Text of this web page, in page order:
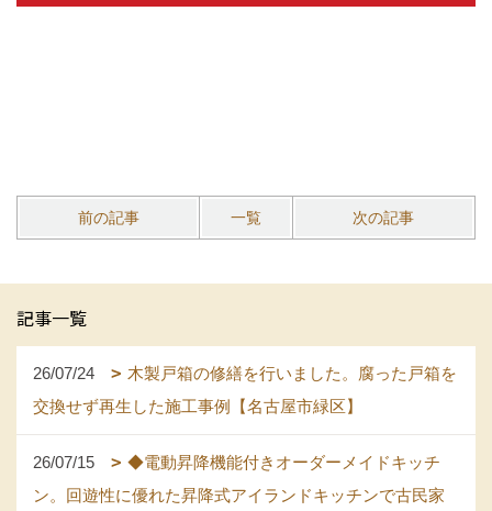
前の記事 一覧 次の記事
記事一覧
26/07/24
木製戸箱の修繕を行いました。腐った戸箱を
交換せず再生した施工事例【名古屋市緑区】
26/07/15
◆電動昇降機能付きオーダーメイドキッチ
ン。回遊性に優れた昇降式アイランドキッチンで古民家